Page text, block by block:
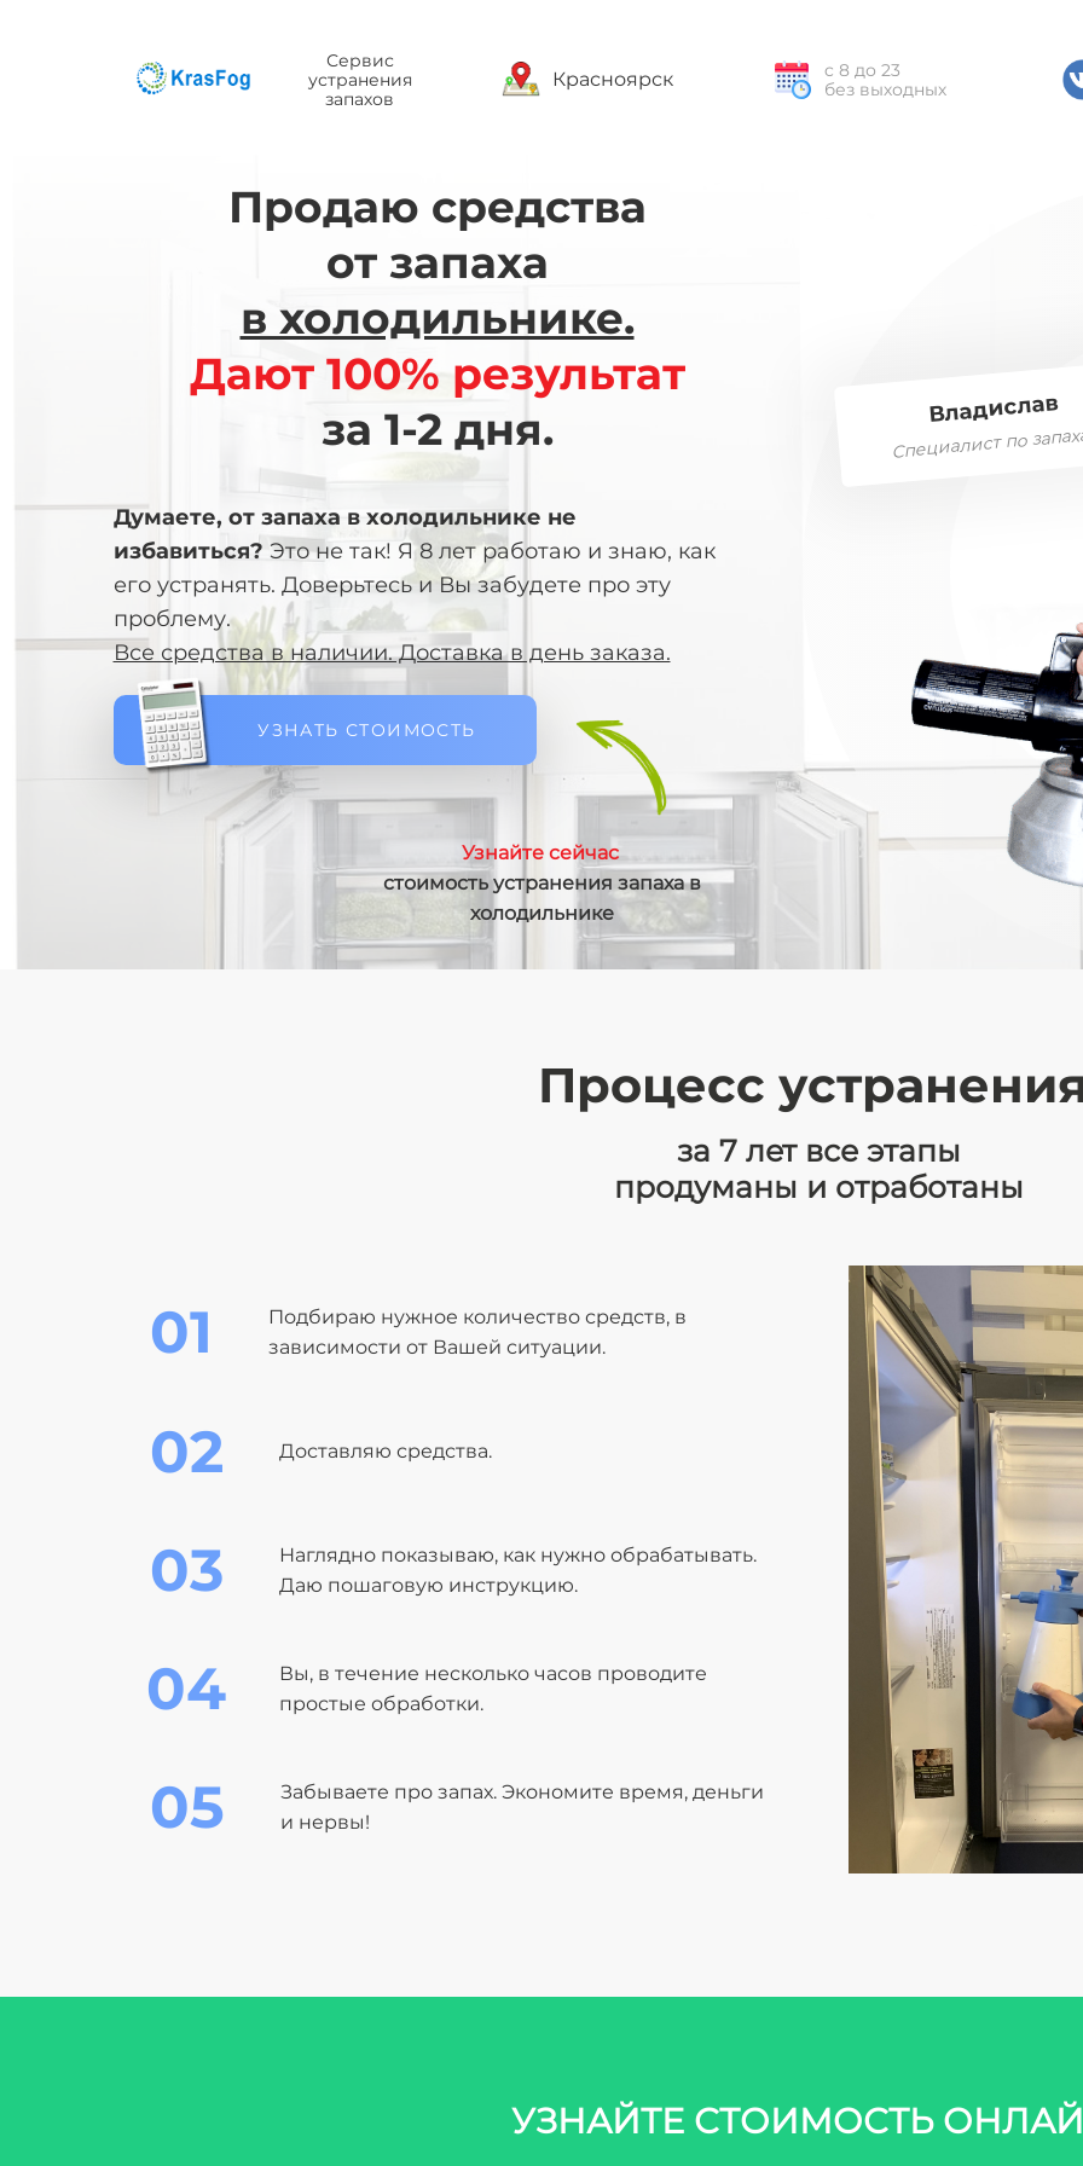
Сервис
устранения
запахов
Красноярск
c 8 до 23
без выходных
Продаю средства
от запаха
в холодильнике.
Дают 100% результат
за 1-2 дня.
Думаете, от запаха в холодильнике не
избавиться? Это не так! Я 8 лет работаю и знаю, как
его устранять. Доверьтесь и Вы забудете про эту
проблему.
Все средства в наличии. Доставка в день заказа.
УЗНАТЬ СТОИМОСТЬ
Узнайте сейчас
стоимость устранения запаха в
холодильнике
Владислав
Специалист по
01
Подбираю нужное количество средств, в
зависимости от Вашей ситуации.
02 Доставляю средства.
03
Наглядно показываю, как нужно обрабатывать.
Даю пошаговую инструкцию.
04
Вы, в течение несколько часов проводите
простые обработки.
05
Забываете про запах. Экономите время, деньги
и нервы!
Процесс
за 7 лет все этапы
продуманы и отработаны
УЗНАЙТЕ СТОИМОСТЬ